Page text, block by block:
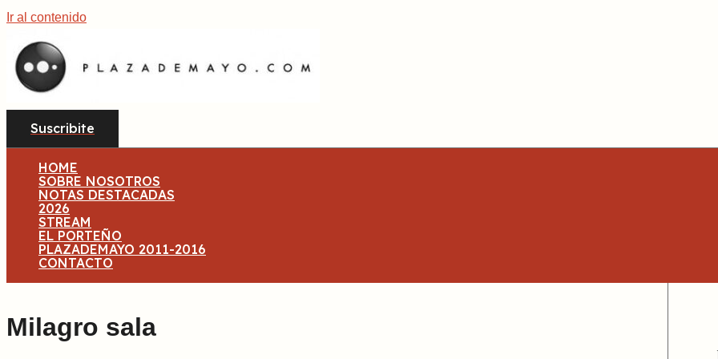
Ir al contenido
Suscribite
HOME
SOBRE NOSOTROS
NOTAS DESTACADAS
2026
STREAM
EL PORTEÑO
PLAZADEMAYO 2011-2016
CONTACTO
Milagro sala